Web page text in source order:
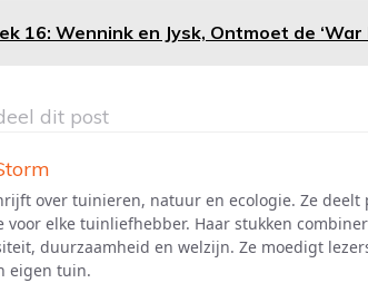
16: Wennink en Jysk, Ontmoet de ‘War
dit post
over tuinieren, natuur en ecologie. Ze
voor elke tuinliefhebber. Haar stukken
duurzaamheid en welzijn. Ze moedigt
eigen tuin.